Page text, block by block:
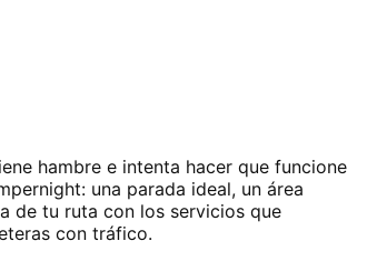
hambre e intenta hacer que funcione
una parada ideal, un área
de tu ruta con los servicios que
con tráfico.